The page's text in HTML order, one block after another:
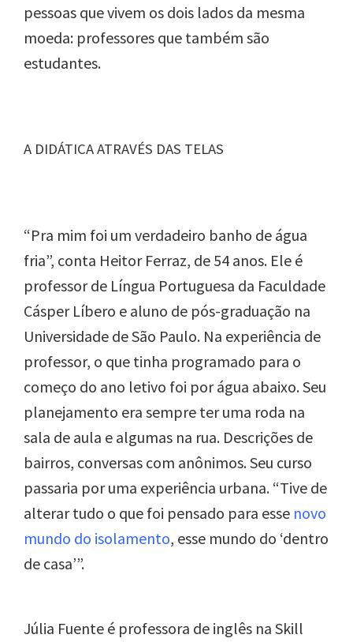
pessoas que vivem os dois lados da mesma
moeda: professores que também são
estudantes.
A DIDÁTICA ATRAVÉS DAS TELAS
“Pra mim foi um verdadeiro banho de água
fria”, conta Heitor Ferraz, de 54 anos. Ele é
professor de Língua Portuguesa da Faculdade
Cásper Líbero e aluno de pós-graduação na
Universidade de São Paulo. Na experiência de
professor, o que tinha programado para o
começo do ano letivo foi por água abaixo. Seu
planejamento era sempre ter uma roda na
sala de aula e algumas na rua. Descrições de
bairros, conversas com anônimos. Seu curso
passaria por uma experiência urbana. “Tive de
alterar tudo o que foi pensado para esse novo
mundo do isolamento, esse mundo do ‘dentro
de casa’”.
Júlia Fuente é professora de inglês na Skill